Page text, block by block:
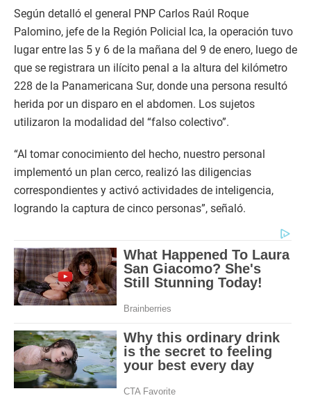
Según detalló el general PNP Carlos Raúl Roque
Palomino, jefe de la Región Policial Ica, la operación tuvo
lugar entre las 5 y 6 de la mañana del 9 de enero, luego de
que se registrara un ilícito penal a la altura del kilómetro
228 de la Panamericana Sur, donde una persona resultó
herida por un disparo en el abdomen. Los sujetos
utilizaron la modalidad del “falso colectivo”.
“Al tomar conocimiento del hecho, nuestro personal
implementó un plan cerco, realizó las diligencias
correspondientes y activó actividades de inteligencia,
logrando la captura de cinco personas”, señaló.